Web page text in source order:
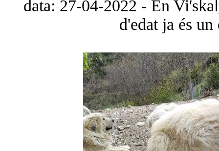
data: 27-04-2022 - En
d'edat ja és un